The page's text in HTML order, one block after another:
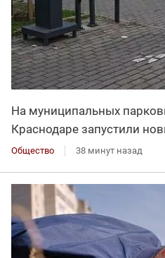
На муниципальных
Краснодаре запустили
Общество 38 минут назад